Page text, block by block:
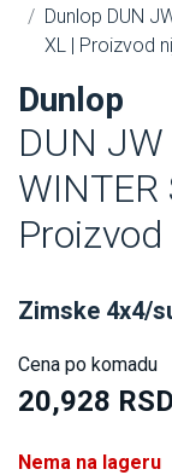
Dunlop DUN
XL | Proizvod
Dunlop
DUN
WINTER
Zimske 4x4/
Cena po komadu
20,928 RSD
Nema na lageru